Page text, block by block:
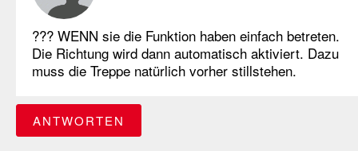
??? WENN sie die Funktion haben einfach betreten.
Die Richtung wird dann automatisch aktiviert. Dazu
muss die Treppe natürlich vorher stillstehen.
ANTWORTEN